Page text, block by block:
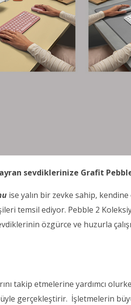
sevdiklerinize Grafit
ise yalın bir zevke sahip,
temsil ediyor. Pebble 2
özgürce ve huzurla
takip etmelerine yardımcı
gerçekleştirir. İşletmelerin